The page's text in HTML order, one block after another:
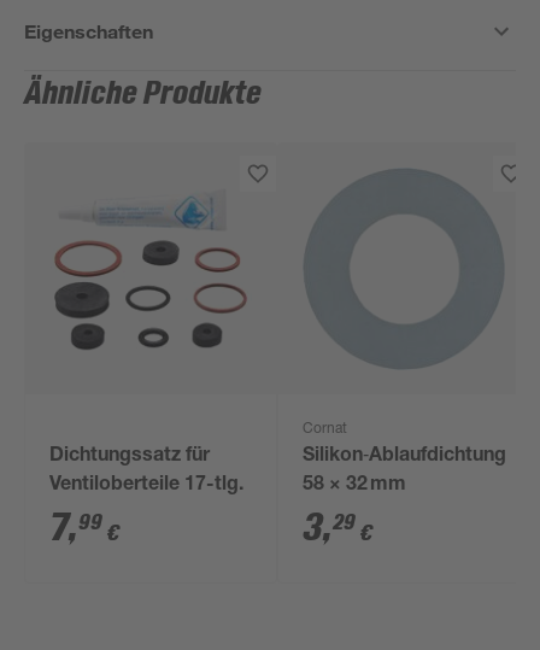
Eigenschaften
Ähnliche Produkte
Dichtungssatz für
Ventiloberteile 17-tlg.
7,99 €
Cornat
Silikon‑Ablaufdichtung,
58 × 32 mm
3,29 €